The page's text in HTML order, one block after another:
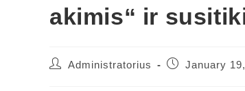
akimis“ ir
Administratorius January